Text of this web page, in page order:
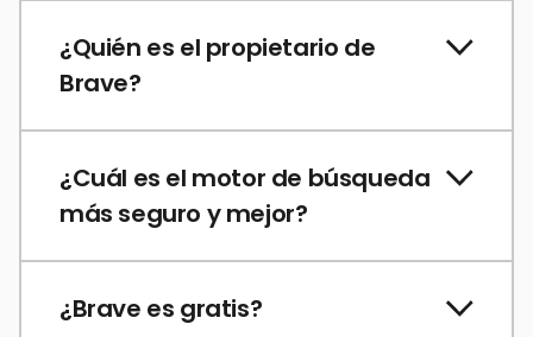
¿Quién es el propietario de
Brave?
¿Cuál es el motor de búsqueda
más seguro y mejor?
¿Brave es gratis?